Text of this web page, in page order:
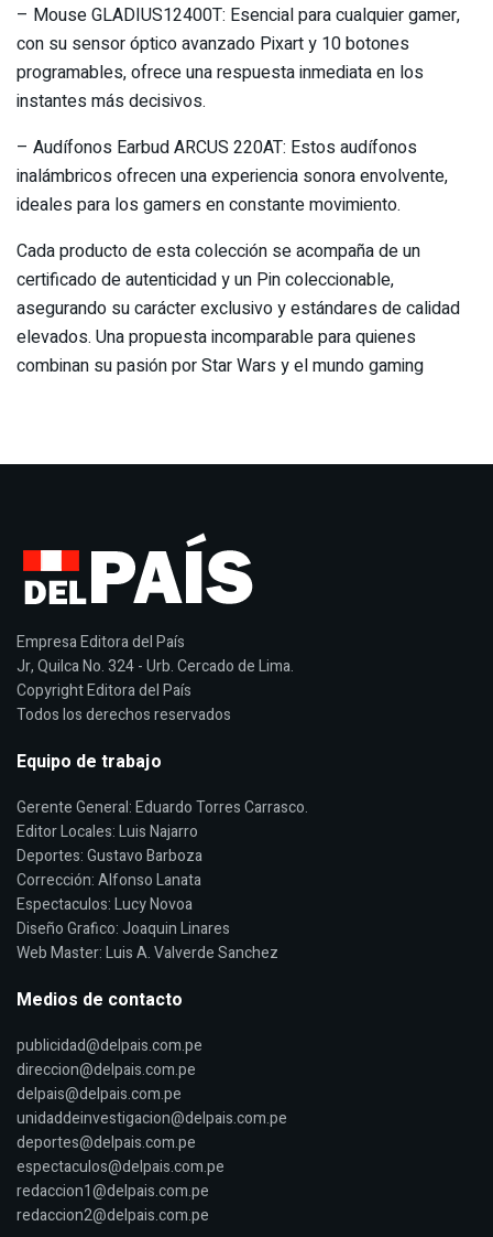
– Mouse GLADIUS12400T: Esencial para cualquier gamer,
con su sensor óptico avanzado Pixart y 10 botones
programables, ofrece una respuesta inmediata en los
instantes más decisivos.
– Audífonos Earbud ARCUS 220AT: Estos audífonos
inalámbricos ofrecen una experiencia sonora envolvente,
ideales para los gamers en constante movimiento.
Cada producto de esta colección se acompaña de un
certificado de autenticidad y un Pin coleccionable,
asegurando su carácter exclusivo y estándares de calidad
elevados. Una propuesta incomparable para quienes
combinan su pasión por Star Wars y el mundo gaming
Empresa Editora del País
Jr, Quilca No. 324 - Urb. Cercado de Lima.
Copyright Editora del País
Todos los derechos reservados
Equipo de trabajo
Gerente General: Eduardo Torres Carrasco.
Editor Locales: Luis Najarro
Deportes: Gustavo Barboza
Corrección: Alfonso Lanata
Espectaculos: Lucy Novoa
Diseño Grafico: Joaquin Linares
Web Master: Luis A. Valverde Sanchez
Medios de contacto
publicidad@delpais.com.pe
direccion@delpais.com.pe
delpais@delpais.com.pe
unidaddeinvestigacion@delpais.com.pe
deportes@delpais.com.pe
espectaculos@delpais.com.pe
redaccion1@delpais.com.pe
redaccion2@delpais.com.pe